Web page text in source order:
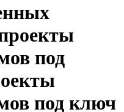
под
под ключ